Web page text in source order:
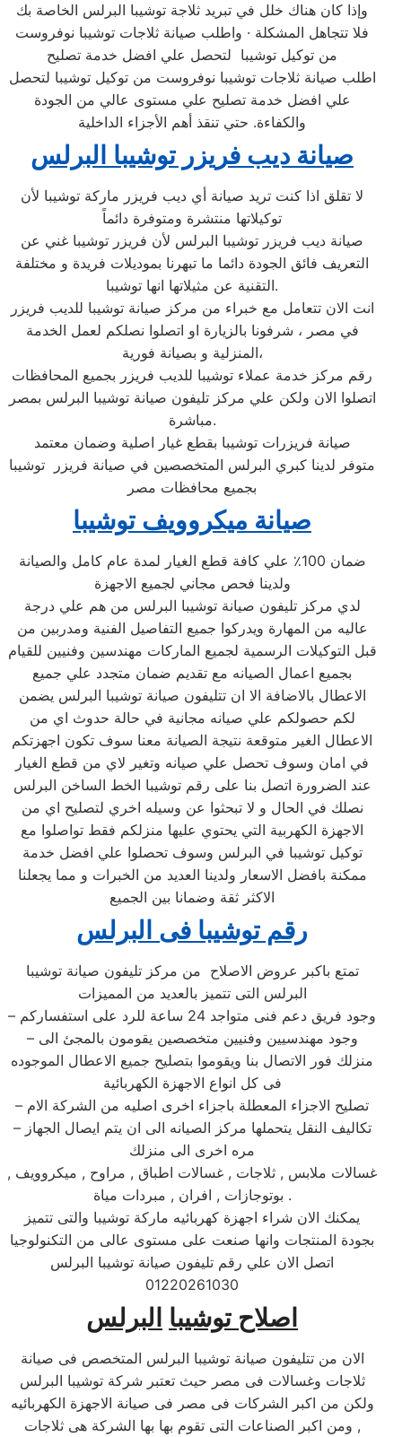
وإذا كان هناك خلل في تبريد ثلاجة توشيبا البرلس الخاصة بك
فلا تتجاهل المشكلة · واطلب صيانة ثلاجات توشيبا نوفروست
من توكيل توشيبا لتحصل علي افضل خدمة تصليح
اطلب صيانة ثلاجات توشيبا نوفروست من توكيل توشيبا لتحصل
علي افضل خدمة تصليح علي مستوى عالي من الجودة
والكفاءة. حتي تنقذ أهم الأجزاء الداخلية
صيانة ديب فريزر توشيبا البرلس
لا تقلق اذا كنت تريد صيانة أي ديب فريزر ماركة توشيبا لأن
توكيلاتها منتشرة ومتوفرة دائماً
صيانة ديب فريزر توشيبا البرلس لأن فريزر توشيبا غني عن
التعريف فائق الجودة دائما ما تبهرنا بموديلات فريدة و مختلفة
التقنية عن مثيلاتها انها توشيبا.
انت الان تتعامل مع خبراء من مركز صيانة توشيبا للديب فريزر
في مصر ، شرفونا بالزيارة او اتصلوا نصلكم لعمل الخدمة
المنزلية و بصيانة فورية،
رقم مركز خدمة عملاء توشيبا للديب فريزر بجميع المحافظات
اتصلوا الان ولكن علي مركز تليفون صيانة توشيبا البرلس بمصر
مباشرة.
صيانة فريزرات توشيبا بقطع غيار اصلية وضمان معتمد
متوفر لدينا كبري البرلس المتخصصين في صيانة فريزر توشيبا
بجميع محافظات مصر
صيانة ميكروويف توشيبا
ضمان 100٪ علي كافة قطع الغيار لمدة عام كامل والصيانة
ولدينا فحص مجاني لجميع الاجهزة
لدي مركز تليفون صيانة توشيبا البرلس من هم علي درجة
عاليه من المهارة ويدركوا جميع التفاصيل الفنية ومدربين من
قبل التوكيلات الرسمية لجميع الماركات مهندسين وفنيين للقيام
بجميع اعمال الصيانه مع تقديم ضمان متجدد علي جميع
الاعطال بالاضافة الا ان تتليفون صيانة توشيبا البرلس يضمن
لكم حصولكم علي صيانه مجانية في حالة حدوث اي من
الاعطال الغير متوقعة نتيجة الصيانة معنا سوف تكون اجهزتكم
في امان وسوف تحصل علي صيانه وتغير لاي من قطع الغيار
عند الضرورة اتصل بنا على رقم توشيبا الخط الساخن البرلس
نصلك في الحال و لا تبحثوا عن وسيله اخري لتصليح اي من
الاجهزة الكهربية التي يحتوي عليها منزلكم فقط تواصلوا مع
توكيل توشيبا في البرلس وسوف تحصلوا علي افضل خدمة
ممكنة بافضل الاسعار ولدينا العديد من الخبرات و مما يجعلنا
الاكثر ثقة وضمانا بين الجميع
رقم توشيبا فى البرلس
تمتع باكبر عروض الاصلاح من مركز تليفون صيانة توشيبا
البرلس التى تتميز بالعديد من المميزات
– وجود فريق دعم فنى متواجد 24 ساعة للرد على استفساركم
– وجود مهندسيين وفنيين متخصصين يقومون بالمجئ الى
منزلك فور الاتصال بنا ويقوموا بتصليح جميع الاعطال الموجوده
فى كل انواع الاجهزة الكهربائية
– تصليح الاجزاء المعطلة باجزاء اخرى اصليه من الشركة الام
– تكاليف النقل يتحملها مركز الصيانه الى ان يتم ايصال الجهاز
مره اخرى الى منزلك
غسالات ملابس , ثلاجات , غسالات اطباق , مراوح , ميكروويف ,
بوتوجازات , افران , مبردات مياة .
يمكنك الان شراء اجهزة كهربائيه ماركة توشيبا والتى تتميز
بجودة المنتجات وانها صنعت على مستوى عالى من التكنولوجيا
اتصل الان علي رقم تليفون صيانة توشيبا البرلس
01220261030
اصلاح توشيبا البرلس
الان من تتليفون صيانة توشيبا البرلس المتخصص فى صيانة
ثلاجات وغسالات فى مصر حيث تعتبر شركة توشيبا البرلس
ولكن من اكبر الشركات فى مصر فى صيانة الاجهزة الكهربائيه
, ومن اكبر الصناعات التى تقوم بها بها الشركة هى ثلاجات